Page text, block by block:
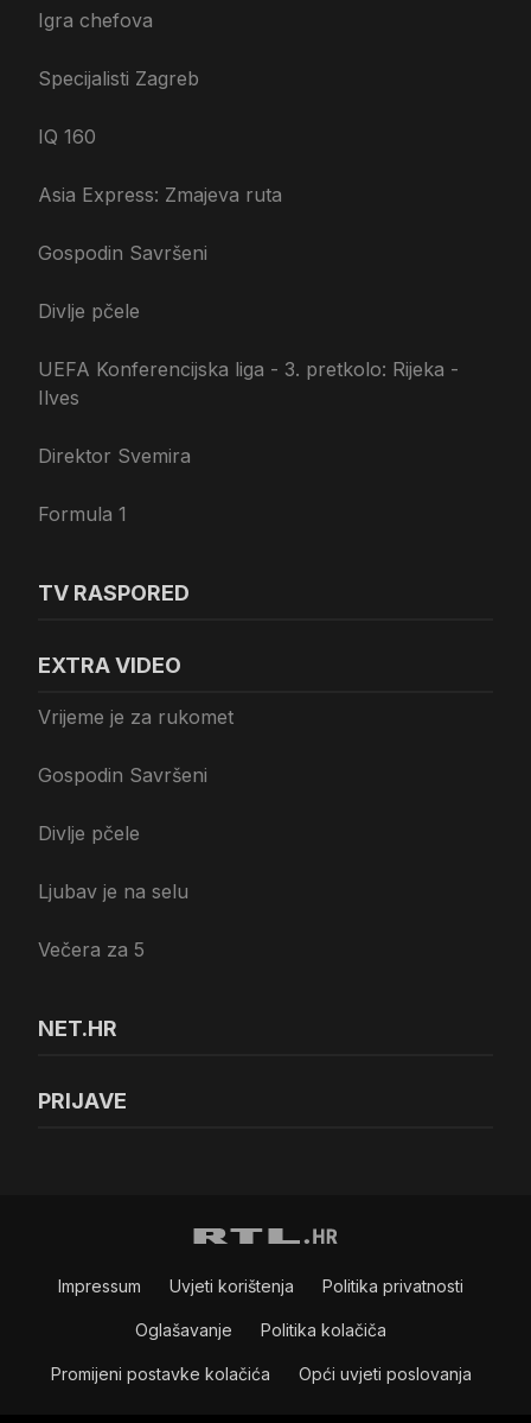
Igra chefova
Specijalisti Zagreb
IQ 160
Asia Express: Zmajeva ruta
Gospodin Savršeni
Divlje pčele
UEFA Konferencijska liga - 3. pretkolo: Rijeka -
Ilves
Direktor Svemira
Formula 1
TV RASPORED
EXTRA VIDEO
Vrijeme je za rukomet
Gospodin Savršeni
Divlje pčele
Ljubav je na selu
Večera za 5
NET.HR
PRIJAVE
Impressum Uvjeti korištenja Politika privatnosti
Oglašavanje Politika kolačiča
Promijeni postavke kolačića Opći uvjeti poslovanja